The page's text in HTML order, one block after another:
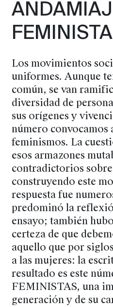
Los movimientos
uniformes. Aunque
común, se van
diversidad de
sus orígenes y
número convocamos
feminismos. La
esos armazones
contradictorios
construyendo este
respuesta fue
predominó la
ensayo; también
certeza de que
aquello que por
a las mujeres: la
resultado es este
FEMINISTAS, una
generación y de su